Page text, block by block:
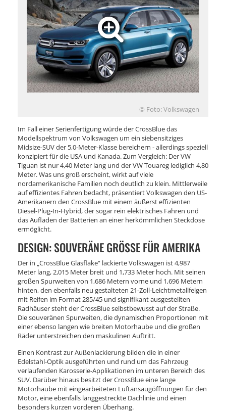
© Foto: Volkswagen
Im Fall einer Serienfertigung würde der CrossBlue das
Modellspektrum von Volkswagen um ein siebensitziges
Midsize-SUV der 5,0-Meter-Klasse bereichern - allerdings speziell
konzipiert für die USA und Kanada. Zum Vergleich: Der VW
Tiguan ist nur 4,40 Meter lang und der VW Touareg lediglich 4,80
Meter. Was uns groß erscheint, wirkt auf viele
nordamerikanische Familien noch deutlich zu klein. Mittlerweile
auf effizientes Fahren bedacht, präsentiert Volkswagen den US-
Amerikanern den CrossBlue mit einem äußerst effizienten
Diesel-Plug-In-Hybrid, der sogar rein elektrisches Fahren und
das Aufladen der Batterien an einer herkömmlichen Steckdose
ermöglicht.
DESIGN: SOUVERÄNE GRÖSSE FÜR AMERIKA
Der in „CrossBlue Glasflake“ lackierte Volkswagen ist 4,987
Meter lang, 2,015 Meter breit und 1,733 Meter hoch. Mit seinen
großen Spurweiten von 1,686 Metern vorne und 1,696 Metern
hinten, den ebenfalls neu gestalteten 21-Zoll-Leichtmetallfelgen
mit Reifen im Format 285/45 und signifikant ausgestellten
Radhäuser steht der CrossBlue selbstbewusst auf der Straße.
Die souveränen Spurweiten, die dynamischen Proportionen mit
einer ebenso langen wie breiten Motorhaube und die großen
Räder unterstreichen den maskulinen Auftritt.
Einen Kontrast zur Außenlackierung bilden die in einer
Edelstahl-Optik ausgeführten und rund um das Fahrzeug
verlaufenden Karosserie-Applikationen im unteren Bereich des
SUV. Darüber hinaus besitzt der CrossBlue eine lange
Motorhaube mit eingearbeiteten Luftansaugöffnungen für den
Motor, eine ebenfalls langgestreckte Dachlinie und einen
besonders kurzen vorderen Überhang.